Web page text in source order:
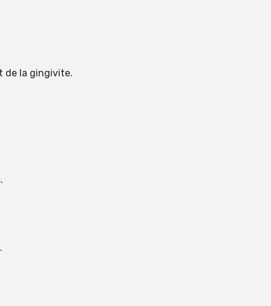
de la gingivite.